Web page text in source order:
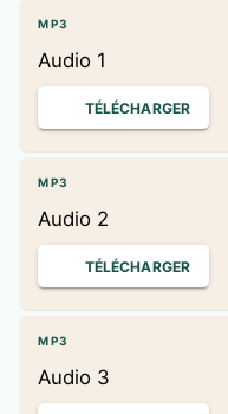
MP3
Audio 1
TÉLÉCHARGER
MP3
Audio 2
TÉLÉCHARGER
MP3
Audio 3